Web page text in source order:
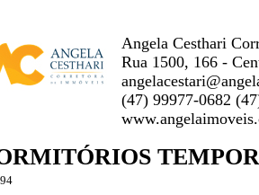
Angela Cesthari
Rua 1500, 166 -
(47) 99977-0682